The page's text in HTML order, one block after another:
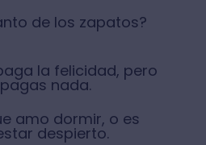
de los zapatos?
la felicidad, pero
nada.
amo dormir, o es
despierto.